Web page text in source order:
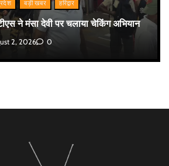
बड़ी खबर हरिद्वार
ने मंसा देवी पर चलाया चेकिंग अभियान
2, 2026 0